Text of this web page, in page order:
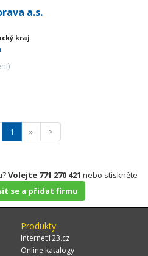
a.s.
kraj
1 » >
Volejte 771 270 421 nebo stiskněte
se a přidat firmu
Produkty
Internet123.cz
Online katalogy